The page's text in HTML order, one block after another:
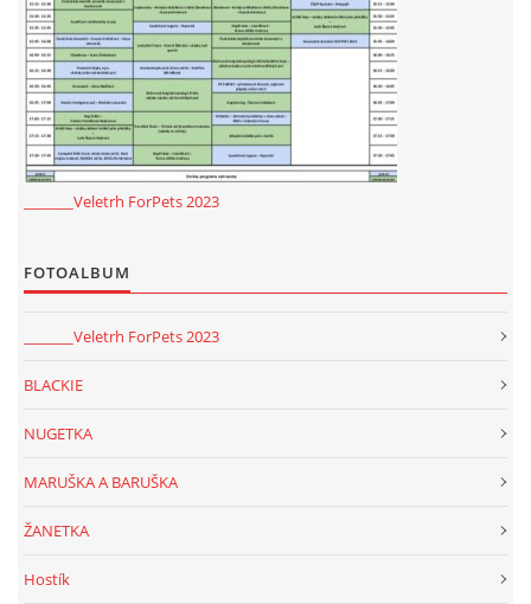
_______Veletrh ForPets 2023
FOTOALBUM
_______Veletrh ForPets 2023
BLACKIE
NUGETKA
MARUŠKA A BARUŠKA
ŽANETKA
Hostík